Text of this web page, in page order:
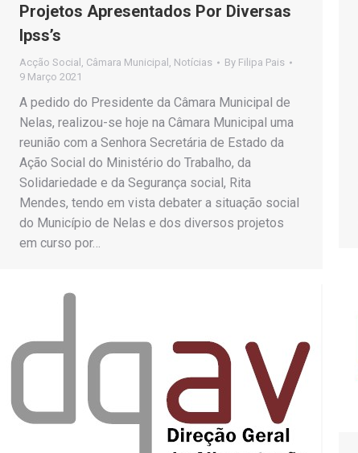
Projetos Apresentados Por Diversas
Ipss’s
Acção Social Câmara Municipal Notícias By Filipa Pais
9 Março 2021
A pedido do Presidente da Câmara Municipal de
Nelas, realizou-se hoje na Câmara Municipal uma
reunião com a Senhora Secretária de Estado da
Ação Social do Ministério do Trabalho, da
Solidariedade e da Segurança social, Rita
Mendes, tendo em vista debater a situação social
do Município de Nelas e dos diversos projetos
em curso por…